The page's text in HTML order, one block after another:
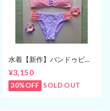
水着【新作】バンドゥビキ
号)
¥3,150
30%OFF SOLD OUT